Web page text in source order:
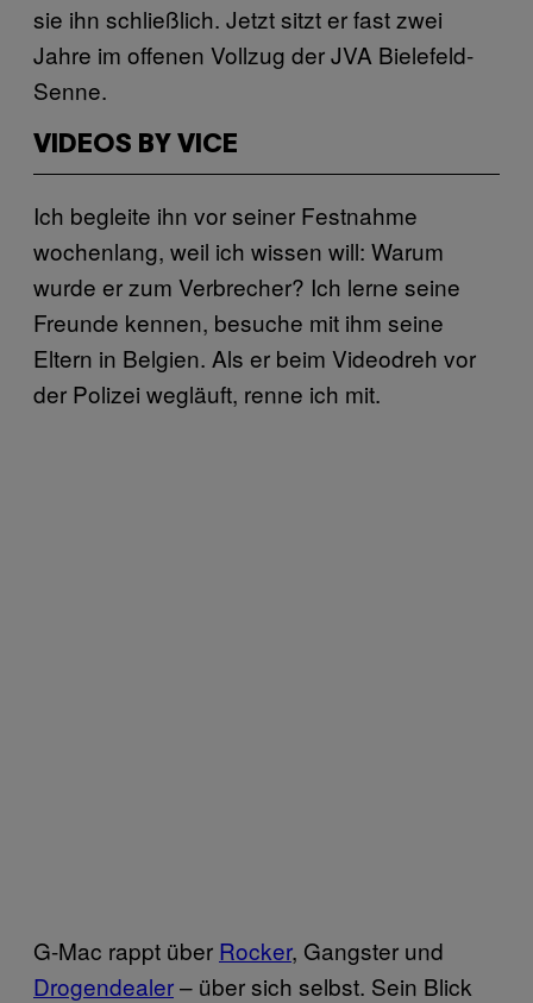
sie ihn schließlich. Jetzt sitzt er fast zwei
Jahre im offenen Vollzug der JVA Bielefeld-
Senne.
VIDEOS BY VICE
Ich begleite ihn vor seiner Festnahme
wochenlang, weil ich wissen will: Warum
wurde er zum Verbrecher? Ich lerne seine
Freunde kennen, besuche mit ihm seine
Eltern in Belgien. Als er beim Videodreh vor
der Polizei wegläuft, renne ich mit.
G-Mac rappt über Rocker, Gangster und
Drogendealer– über sich selbst. Sein Blick